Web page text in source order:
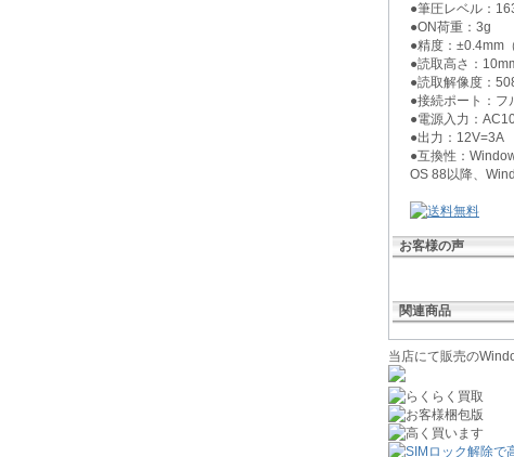
●筆圧レベル：
●ON荷重：3g
●精度：±0.4mm
●読取高さ：
●読取解像度：
●接続ポート：フ
●電源入力：
●出力：12V=3A
●互換性：
OS 88以降、
お客様の声
関連商品
当店にて販売の